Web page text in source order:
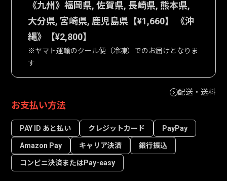
《九州》福岡県, 佐賀県, 長崎県, 熊本県,
大分県, 宮崎県, 鹿児島県【¥1,660】 《沖
縄》【¥2,800】
※ヤマト運輸のクール便（冷凍）でのお届けとなりま
す
配送・送料
お支払い方法
PAY ID あと払い クレジットカード PayPay
Amazon Pay キャリア決済 銀行振込
コンビニ決済またはPay-easy